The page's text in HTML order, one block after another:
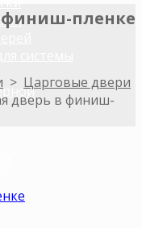
системы
пленке
> Царговые двери
дверь в финиш-